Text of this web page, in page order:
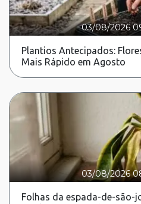
03/08/2026
Plantios Antecipados:
Mais Rápido em Agosto
03/08/2026
Folhas da espada-de-são-